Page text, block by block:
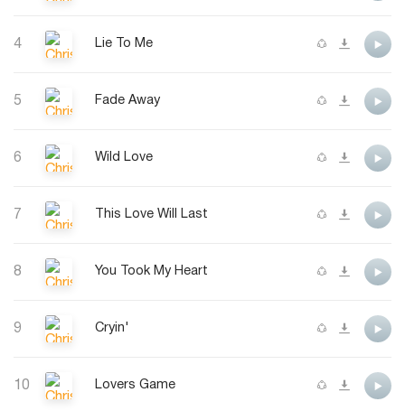
4 Lie To Me
5 Fade Away
6 Wild Love
7 This Love Will Last
8 You Took My Heart
9 Cryin'
10 Lovers Game